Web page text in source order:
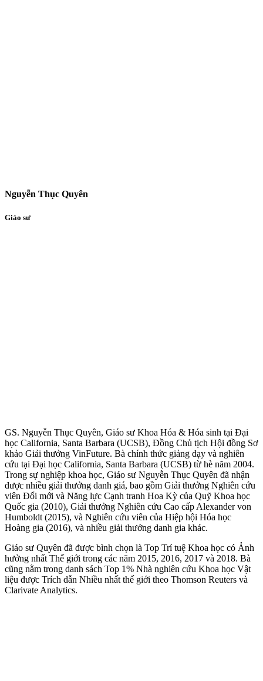
Nguyễn Thục Quyên
Giáo sư
GS. Nguyễn Thục Quyên, Giáo sư Khoa Hóa & Hóa sinh tại Đại
học California, Santa Barbara (UCSB), Đồng Chủ tịch Hội đồng Sơ
khảo Giải thưởng VinFuture. Bà chính thức giảng dạy và nghiên
cứu tại Đại học California, Santa Barbara (UCSB) từ hè năm 2004.
Trong sự nghiệp khoa học, Giáo sư Nguyễn Thục Quyên đã nhận
được nhiều giải thưởng danh giá, bao gồm Giải thưởng Nghiên cứu
viên Đổi mới và Năng lực Cạnh tranh Hoa Kỳ của Quỹ Khoa học
Quốc gia (2010), Giải thưởng Nghiên cứu Cao cấp Alexander von
Humboldt (2015), và Nghiên cứu viên của Hiệp hội Hóa học
Hoàng gia (2016), và nhiều giải thưởng danh gia khác.
Giáo sư Quyên đã được bình chọn là Top Trí tuệ Khoa học có Ảnh
hưởng nhất Thế giới trong các năm 2015, 2016, 2017 và 2018. Bà
cũng nằm trong danh sách Top 1% Nhà nghiên cứu Khoa học Vật
liệu được Trích dẫn Nhiều nhất thế giới theo Thomson Reuters và
Clarivate Analytics.